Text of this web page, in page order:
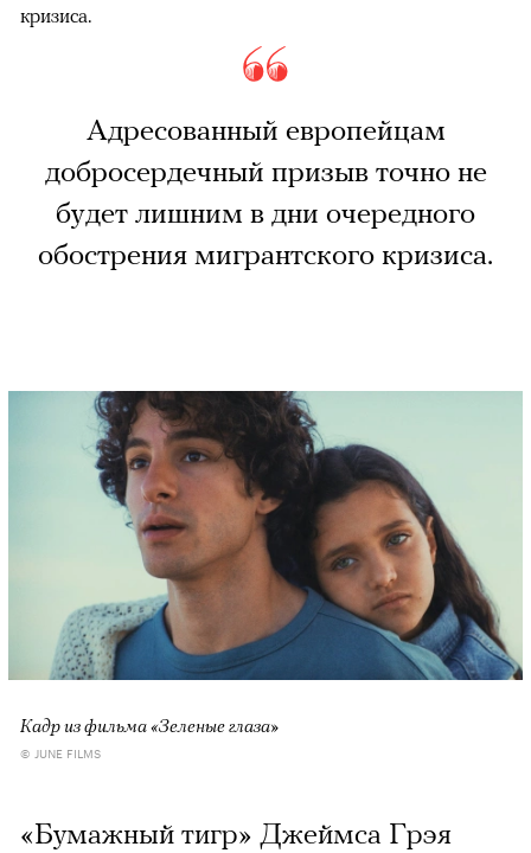
кризиса.
Адресованный европейцам
добросердечный призыв точно не
будет лишним в дни очередного
обострения мигрантского кризиса.
Кадр из фильма «Зеленые глаза»
© JUNE FILMS
«Бумажный тигр» Джеймса Грэя